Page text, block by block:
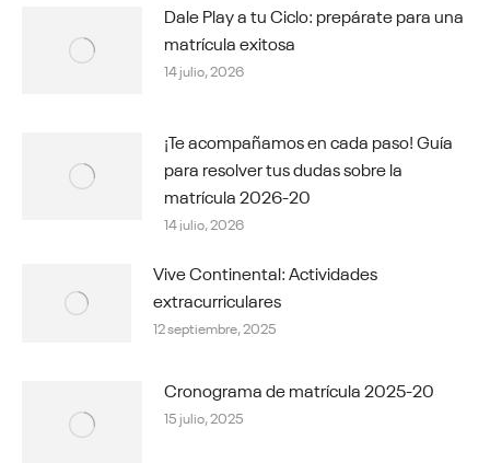
Dale Play a tu Ciclo: prepárate para una
matrícula exitosa
14 julio, 2026
¡Te acompañamos en cada paso! Guía
para resolver tus dudas sobre la
matrícula 2026-20
14 julio, 2026
Vive Continental: Actividades
extracurriculares
12 septiembre, 2025
Cronograma de matrícula 2025-20
15 julio, 2025